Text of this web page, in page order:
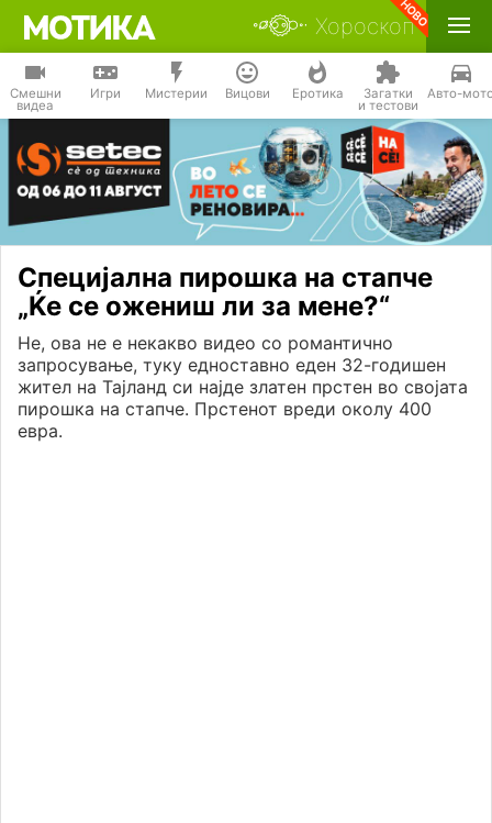
Хороскоп
Смешни
видеа
Игри Мистерии Вицови Еротика Загатки
и тестови
Авто-
Специјална пирошка на стапче
„Ќе се ожениш ли за мене?“
Не, ова не е некакво видео со романтично
запросување, туку едноставно еден 32-годишен
жител на Тајланд си најде златен прстен во својата
пирошка на стапче. Прстенот вреди околу 400
евра.